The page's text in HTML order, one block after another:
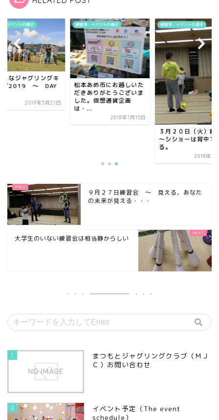
・イベントの様子
あめ市にお越しいた
。仮想通貨企画
...
練習会・イベントの様子 練習会・イベントの様子
カオスなジャグリン
ャンプ2019 ～
２
2019年5
９月２７日練習会 ～ 見える、あなた
の未来が見える・・・
大学生のいない練習会は相当静からしい
1
まつもとジャグリングクラブ（ＭＪ
Ｃ）お問い合わせ
2
イベント予定（The event
schedule）